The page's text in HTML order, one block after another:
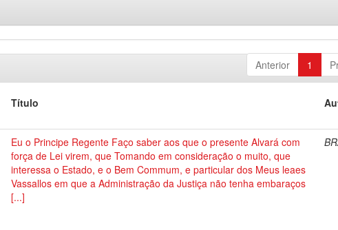
Anterior 1
Título
Eu o Principe Regente Faço saber aos que o presente Alvará com
força de Lei virem, que Tomando em consideração o muito, que
interessa o Estado, e o Bem Commum, e particular dos Meus leaes
Vassallos em que a Administração da Justiça não tenha embaraços
[...]